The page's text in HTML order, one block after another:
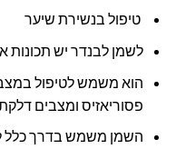
טיפול בנשירת שיער
לשמן לבנדר יש תכונות
הוא משמש לטיפול
פסוריאזיס ומצבים
השמן משמש בדרך כלל